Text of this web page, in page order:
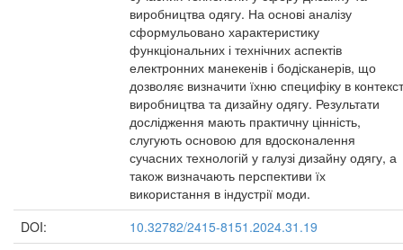
виробництва одягу. На основі аналізу
сформульовано характеристику
функціональних і технічних аспектів
електронних манекенів і бодісканерів, що
дозволяє визначити їхню специфіку в
виробництва та дизайну одягу. Результати
дослідження мають практичну цінність,
слугують основою для вдосконалення
сучасних технологій у галузі дизайну одягу, а
також визначають перспективи їх
використання в індустрії моди.
DOI:
10.32782/2415-8151.2024.31.19